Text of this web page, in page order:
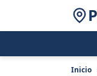
Inicio